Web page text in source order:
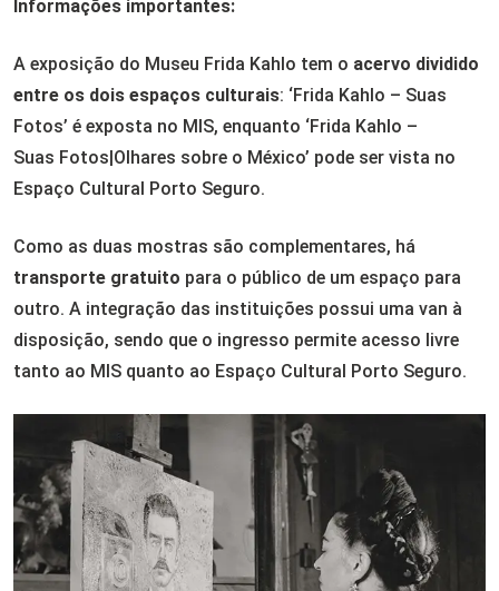
Informações importantes:
A exposição do Museu Frida Kahlo tem o acervo dividido
entre os dois espaços culturais: ‘Frida Kahlo – Suas
Fotos’ é exposta no MIS, enquanto ‘Frida Kahlo –
Suas Fotos|Olhares sobre o México’ pode ser vista no
Espaço Cultural Porto Seguro.
Como as duas mostras são complementares, há
transporte gratuito para o público de um espaço para
outro. A integração das instituições possui uma van à
disposição, sendo que o ingresso permite acesso livre
tanto ao MIS quanto ao Espaço Cultural Porto Seguro.